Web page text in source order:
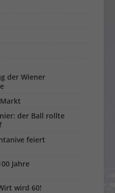
der Wiener
der Ball rollte
feiert
Jahre
wird 60!